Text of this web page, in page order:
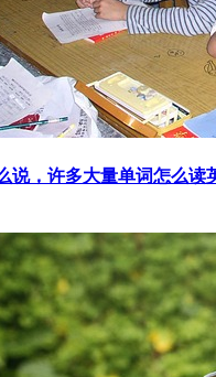
说，许多大量单词怎么读